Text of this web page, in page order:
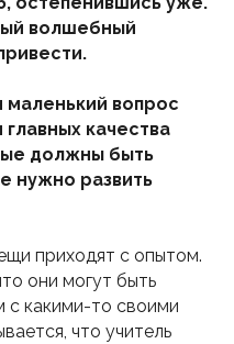
волшебный
вопрос
качества
должны быть
нужно развить
приходят с опытом.
они могут быть
какими-то своими
что учитель